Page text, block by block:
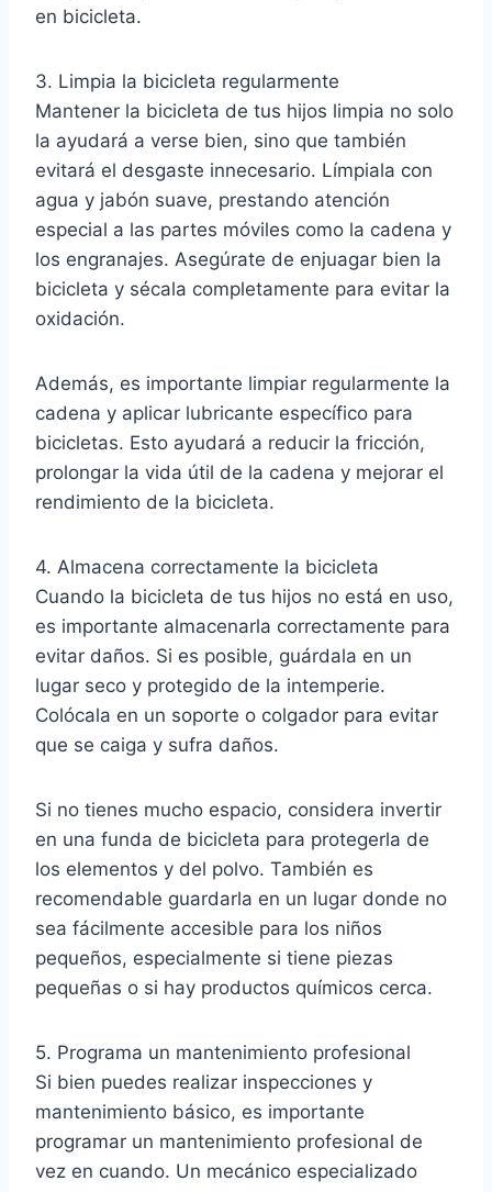
en bicicleta.
3. Limpia la bicicleta regularmente
Mantener la bicicleta de tus hijos limpia no solo
la ayudará a verse bien, sino que también
evitará el desgaste innecesario. Límpiala con
agua y jabón suave, prestando atención
especial a las partes móviles como la cadena y
los engranajes. Asegúrate de enjuagar bien la
bicicleta y sécala completamente para evitar la
oxidación.
Además, es importante limpiar regularmente la
cadena y aplicar lubricante específico para
bicicletas. Esto ayudará a reducir la fricción,
prolongar la vida útil de la cadena y mejorar el
rendimiento de la bicicleta.
4. Almacena correctamente la bicicleta
Cuando la bicicleta de tus hijos no está en uso,
es importante almacenarla correctamente para
evitar daños. Si es posible, guárdala en un
lugar seco y protegido de la intemperie.
Colócala en un soporte o colgador para evitar
que se caiga y sufra daños.
Si no tienes mucho espacio, considera invertir
en una funda de bicicleta para protegerla de
los elementos y del polvo. También es
recomendable guardarla en un lugar donde no
sea fácilmente accesible para los niños
pequeños, especialmente si tiene piezas
pequeñas o si hay productos químicos cerca.
5. Programa un mantenimiento profesional
Si bien puedes realizar inspecciones y
mantenimiento básico, es importante
programar un mantenimiento profesional de
vez en cuando. Un mecánico especializado